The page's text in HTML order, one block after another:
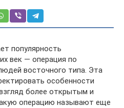
популярность
век — операция по
восточного типа. Эта
особенности
более открытым и
операцию называют еще